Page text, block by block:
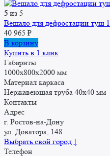
5 из 5
Вешало для дефростации туш
40 965 ₽
В корзину
Купить в 1 клик
Габариты
1000x800x2000 мм
Материал каркаса
Нержавеющая труба 40х40 мм
Контакты
Адрес
г. Ростов-на-Дону
ул. Доватора, 148
Выбрать свой город ↓
Телефон